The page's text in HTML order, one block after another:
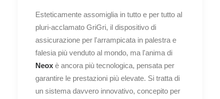
Esteticamente assomiglia in tutto e per tutto al
pluri-acclamato GriGri, il dispositivo di
assicurazione per l'arrampicata in palestra e
falesia più venduto al mondo, ma l'anima di
Neox è ancora più tecnologica, pensata per
garantire le prestazioni più elevate. Si tratta di
un sistema davvero innovativo, concepito per